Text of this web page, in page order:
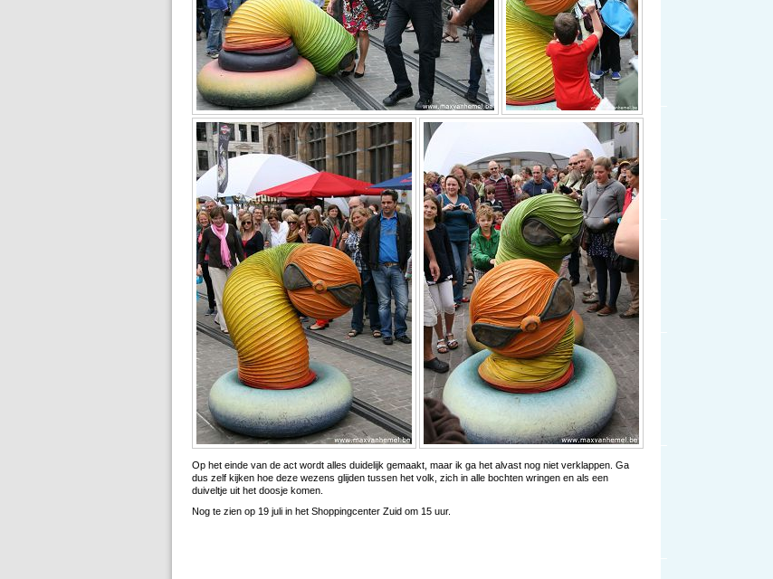
Op het einde van de act wordt alles duidelijk gemaakt, maar ik ga het alvast nog niet verklappen. Ga
dus zelf kijken hoe deze wezens glijden tussen het volk, zich in alle bochten wringen en als een
duiveltje uit het doosje komen.
Nog te zien op 19 juli in het Shoppingcenter Zuid om 15 uur.